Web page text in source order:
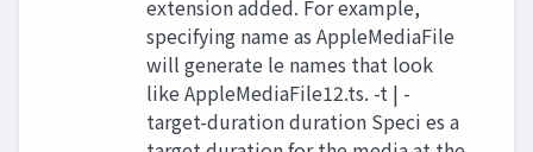
extension added. For example,
specifying name as AppleMediaFile
will generate le names that look
like AppleMediaFile12.ts. -t | -
target-duration duration Speci es a